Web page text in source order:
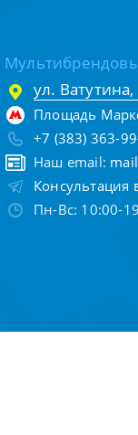
ул. Ватутина,
Площадь
+7 (383) 363-
Наш email:
Консультация
Пн-Вс: 10:00-